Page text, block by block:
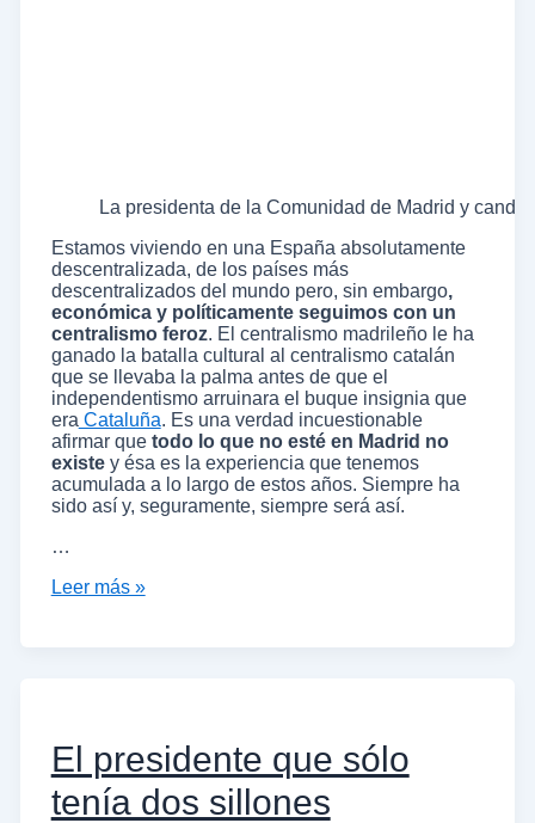
La presidenta de la Comunidad de Madrid y
Estamos viviendo en una España absolutamente
descentralizada, de los países más
descentralizados del mundo pero, sin embargo,
económica y políticamente seguimos con un
centralismo feroz. El centralismo madrileño le ha
ganado la batalla cultural al centralismo catalán
que se llevaba la palma antes de que el
independentismo arruinara el buque insignia que
era Cataluña. Es una verdad incuestionable
afirmar que todo lo que no esté en Madrid no
existe y ésa es la experiencia que tenemos
acumulada a lo largo de estos años. Siempre ha
sido así y, seguramente, siempre será así.
…
Leer más »
El presidente que sólo
tenía dos sillones